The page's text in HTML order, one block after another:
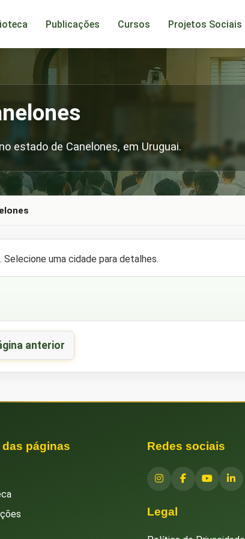
Publicações Cursos Projetos Sociais
estado de Canelones, em Uruguai.
uma cidade para detalhes.
anterior
páginas Redes sociais
Legal